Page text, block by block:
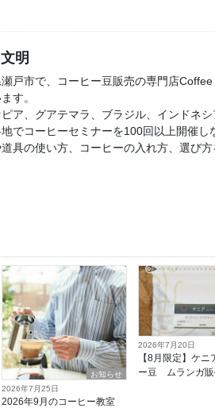
明
戸市で、コーヒー豆販売の専門店
す。
ア、グアテマラ、ブラジル、インドネ
地でコーヒーセミナーを100回以上開催
具の使い方、コーヒーの入れ方、選び
お知らせ
2026年7月25日
2026年9月のコーヒー教室
2026年7月20日
【8月限定】ケニ
ー豆 ムランガ販